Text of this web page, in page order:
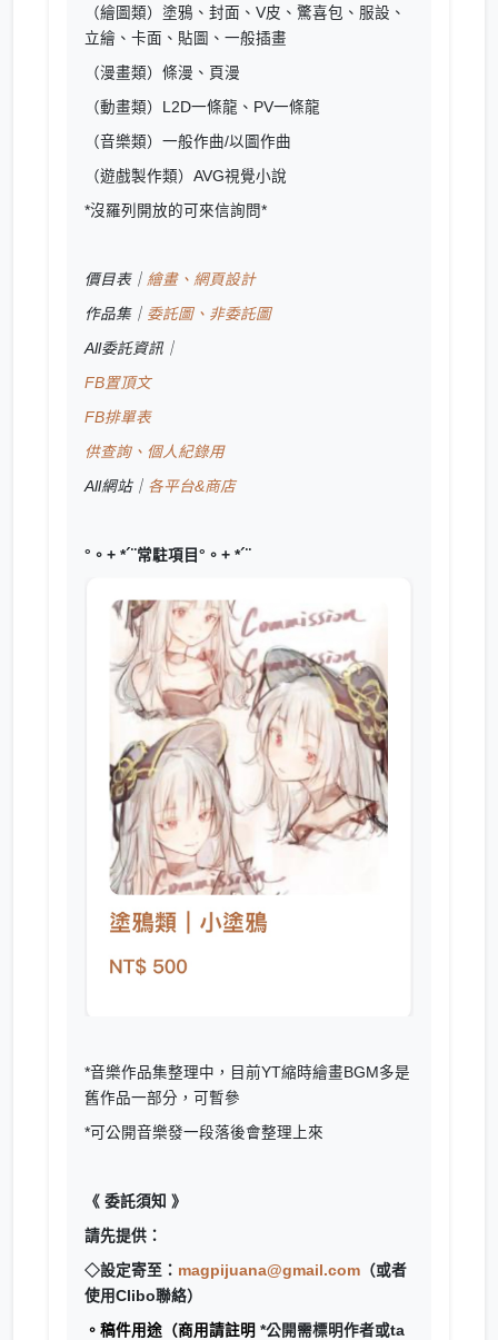
（繪圖類）塗鴉、封面、V皮、驚喜包、服設、
立繪、卡面、貼圖、一般插畫
（漫畫類）條漫、頁漫
（動畫類）L2D一條龍、PV一條龍
（音樂類）一般作曲/以圖作曲
（遊戲製作類）AVG視覺小說
*沒羅列開放的可來信詢問*
價目表｜ 繪畫、網頁設計
作品集｜ 委託圖、非委託圖
All委託資訊｜
FB置頂文
FB排單表
供查詢、個人紀錄用
All網站｜ 各平台&商店
°。+ *´¨常駐項目°。+ *´¨
*音樂作品集整理中，目前YT縮時繪畫BGM多是
舊作品一部分，可暫參
*可公開音樂發一段落後會整理上來
《 委託須知 》
請先提供：
◇設定寄至： magpijuana@gmail.com （或者
使用Clibo聯絡）
。稿件用途（商用請註明 *公開需標明作者或ta